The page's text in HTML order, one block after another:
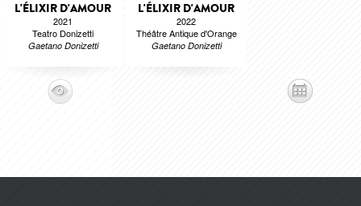
L'ÉLIXIR D'AMOUR
2021
Teatro Donizetti
Gaetano Donizetti
L'ÉLIXIR D'AMOUR
2022
Théâtre Antique d'Orange
Gaetano Donizetti